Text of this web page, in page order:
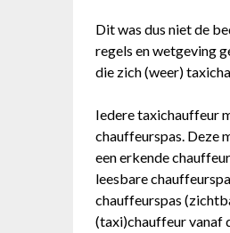
Dit was dus niet de
regels en wetgeving
die zich (weer)
Iedere taxichauffeur
chauffeurspas. Deze
een erkende
leesbare
chauffeurspas
(taxi)chauffeur vanaf